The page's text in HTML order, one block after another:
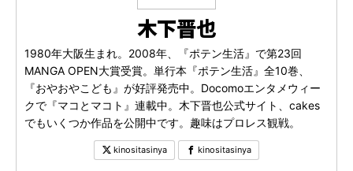
木下晋也
1980年大阪生まれ。2008年、『ポテン生活』で第23回
MANGA OPEN大賞受賞。単行本『ポテン生活』全10巻、
『おやおやこども』が好評発売中。Docomoエンタメウィー
クで『マコとマコト』連載中。木下晋也公式サイト、cakes
でもいくつか作品を公開中です。趣味はプロレス観戦。
kinositasinya kinositasinya